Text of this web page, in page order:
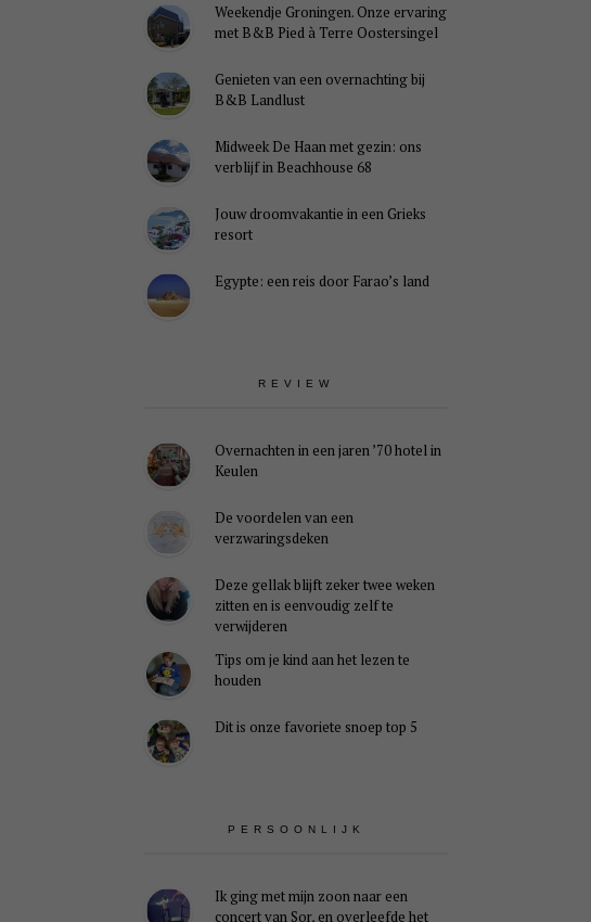
Weekendje Groningen. Onze ervaring
met B&B Pied à Terre Oostersingel
Genieten van een overnachting bij
B&B Landlust
Midweek De Haan met gezin: ons
verblijf in Beachhouse 68
Jouw droomvakantie in een Grieks
resort
Egypte: een reis door Farao’s land
REVIEW
Overnachten in een jaren ’70 hotel in
Keulen
De voordelen van een
verzwaringsdeken
Deze gellak blijft zeker twee weken
zitten en is eenvoudig zelf te
verwijderen
Tips om je kind aan het lezen te
houden
Dit is onze favoriete snoep top 5
PERSOONLIJK
Ik ging met mijn zoon naar een
concert van Sor, en overleefde het